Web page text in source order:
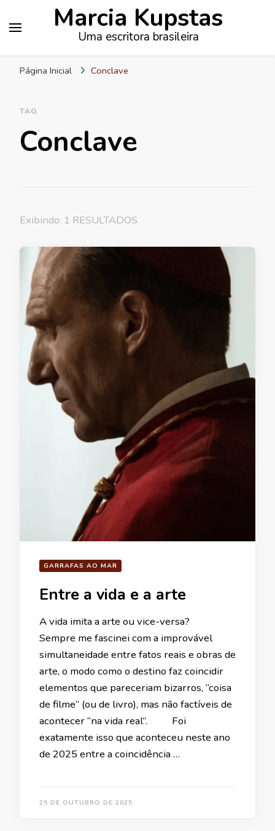
Marcia Kupstas
Uma escritora brasileira
Página Inicial Conclave
TAG
Conclave
Exibindo: 1 RESULTADOS
GARRAFAS AO MAR
Entre a vida e a arte
A vida imita a arte ou vice-versa?
Sempre me fascinei com a improvável
simultaneidade entre fatos reais e obras de
arte, o modo como o destino faz coincidir
elementos que pareceriam bizarros, “coisa
de filme” (ou de livro), mas não factíveis de
acontecer “na vida real”. Foi
exatamente isso que aconteceu neste ano
de 2025 entre a coincidência …
25 DE OUTUBRO DE 2025